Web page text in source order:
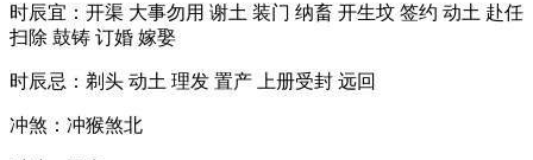
时辰宜：开渠 大事勿用 谢土 装门 纳畜 开生坟 签约 动土 赴任
扫除 鼓铸 订婚 嫁娶
时辰忌：剃头 动土 理发 置产 上册受封 远回
冲煞：冲猴煞北